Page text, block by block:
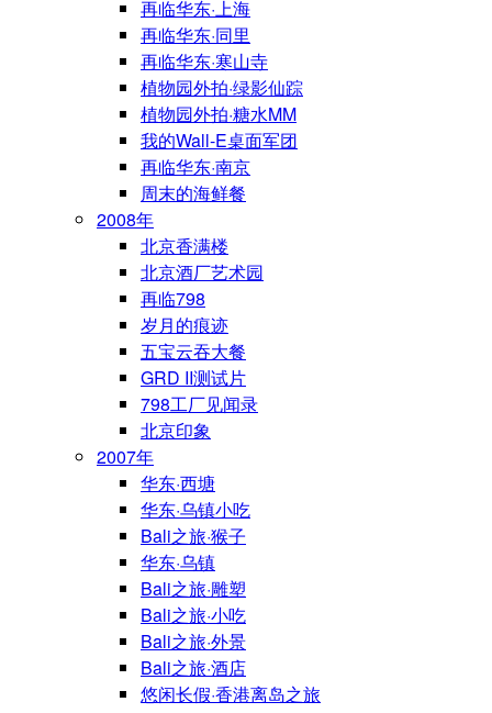
再临华东·上海
再临华东·同里
再临华东·寒山寺
植物园外拍·绿影仙踪
植物园外拍·糖水MM
我的Wall-E桌面军团
再临华东·南京
周末的海鲜餐
2008年
北京香满楼
北京酒厂艺术园
再临798
岁月的痕迹
五宝云吞大餐
GRD II测试片
798工厂见闻录
北京印象
2007年
华东·西塘
华东·乌镇小吃
Bali之旅·猴子
华东·乌镇
Bali之旅·雕塑
Bali之旅·小吃
Bali之旅·外景
Bali之旅·酒店
悠闲长假·香港离岛之旅